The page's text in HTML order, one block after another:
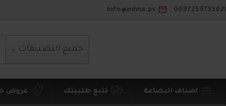
info@mhna.ps
جميع التصنيفات
اصناف البضاعة تتبع طلبيتك عروض